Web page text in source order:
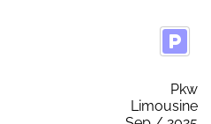
Pkw
Limousine